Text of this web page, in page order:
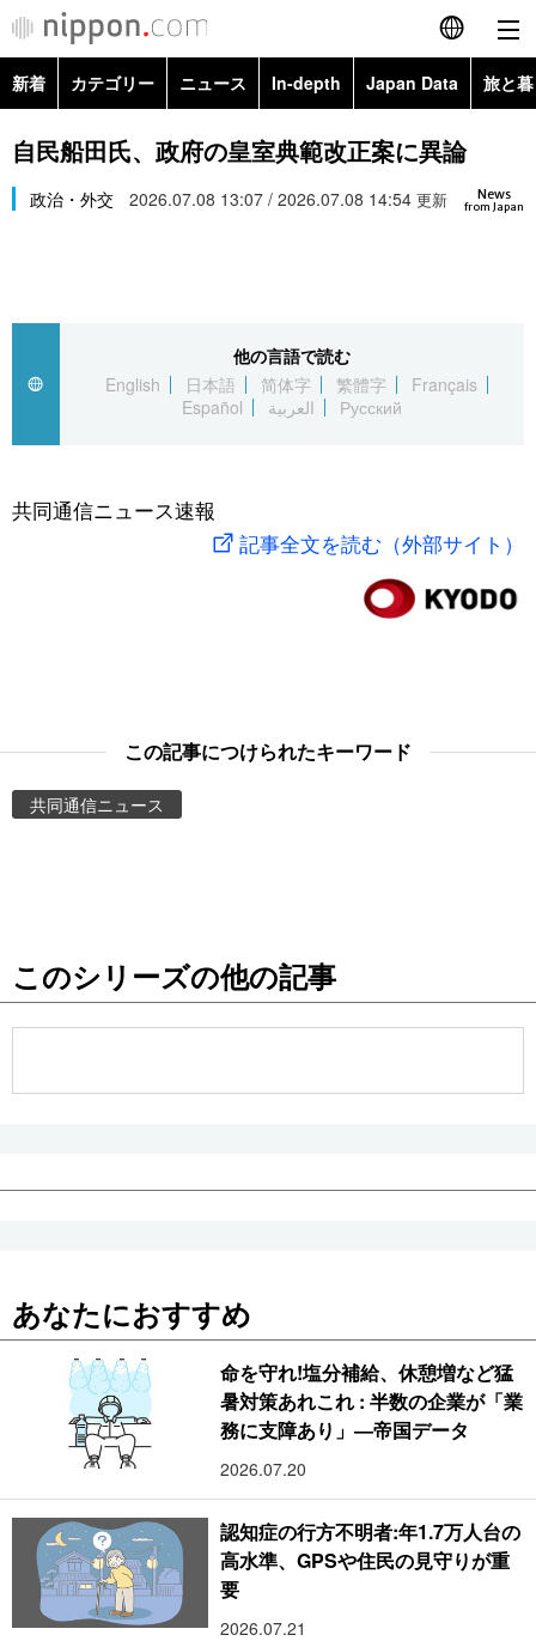
English
简体字
繁體字
العربية
社会
旅と暮らし
東京
新着 カテゴリー ニュース In-depth Japan Data 旅と
政治・外交
経済・ビジネス
社会
文化
科学・技術
暮らし
Topics
Images
お知らせ
自民船田氏、政府の皇室典範改正案に異論
News
from Japan
政治・外交 2026.07.08 13:07 / 2026.07.08 14:54 更新
他の言語で読む
English
日本語 简体字 繁體字
Français
Español
العربية Русский
共同通信ニュース速報
記事全文を読む（外部サイト）
この記事につけられたキーワード
共同通信ニュース
このシリーズの他の記事
あなたにおすすめ
命を守れ!塩分補給、休憩増など猛
暑対策あれこれ : 半数の企業が「業
務に支障あり」―帝国データ
2026.07.20
認知症の行方不明者:年1.7万人台の
高水準、GPSや住民の見守りが重
要
2026.07.21